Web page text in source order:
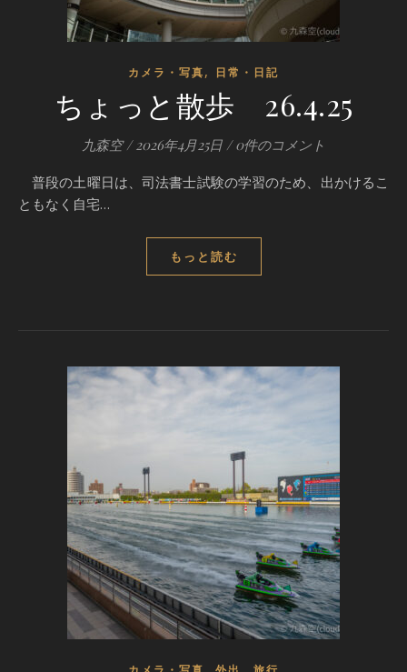
カメラ・写真, 日常・日記
ちょっと散歩 26.4.25
九森空 / 2026年4月25日 / 0件のコメント
普段の土曜日は、司法書士試験の学習のため、出かけるこ
ともなく自宅…
もっと読む
,